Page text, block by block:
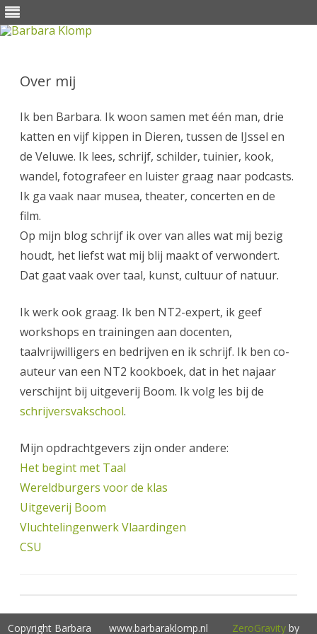
Over mij
Ik ben Barbara. Ik woon samen met één man, drie
katten en vijf kippen in Dieren, tussen de IJssel en
de Veluwe. Ik lees, schrijf, schilder, tuinier, kook,
wandel, fotografeer en luister graag naar podcasts.
Ik ga vaak naar musea, theater, concerten en de
film.
Op mijn blog schrijf ik over van alles wat mij bezig
houdt, het liefst wat mij blij maakt of verwondert.
Dat gaat vaak over taal, kunst, cultuur of natuur.
Ik werk ook graag. Ik ben NT2-expert, ik geef
workshops en trainingen aan docenten,
taalvrijwilligers en bedrijven en ik schrijf. Ik ben co-
auteur van een NT2 kookboek, dat in het najaar
verschijnt bij uitgeverij Boom. Ik volg les bij de
schrijversvakschool.
Mijn opdrachtgevers zijn onder andere:
Het begint met Taal
Wereldburgers voor de klas
Uitgeverij Boom
Vluchtelingenwerk Vlaardingen
CSU
Copyright Barbara www.barbaraklomp.nl ZeroGravityby